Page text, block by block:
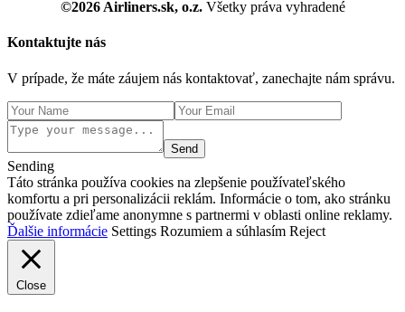
©2026 Airliners.sk, o.z. Všetky práva vyhradené
Kontaktujte nás
V prípade, že máte záujem nás kontaktovať, zanechajte nám správu.
Send
Sending
Táto stránka používa cookies na zlepšenie používateľského
komfortu a pri personalizácii reklám. Informácie o tom, ako stránku
používate zdieľame anonymne s partnermi v oblasti online reklamy.
Ďalšie informácie Settings Rozumiem a súhlasím Reject
Close